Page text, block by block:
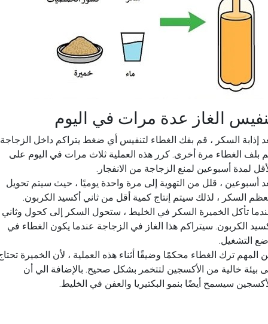
الغاز عدة مرات في اليوم
إذابة السكر ، قم بفك الغطاء لتنفيس أي ضغط يتراكم داخل
بلف الغطاء مرة أخرى. كرر هذه العملية ثلاث مرات في اليوم على
لمدة أسبوعين لمنع الزجاجة من الانفجار.
أسبوعين ، قلل من التهوية إلى مرة واحدة يوميًا ، حيث سيتم تحويل
السكر ، لذلك سيتم إنتاج كمية أقل من ثاني أكسيد الكربون.
تأكل الخميرة السكر في الخليط ، ستحول السكر إلى كحول وثاني
الكربون. سيتراكم هذا الغاز في الزجاجة عندما يكون الغطاء في
التشغيل.
المهم ترك الغطاء محكمًا وضيقًا أثناء هذه العملية ، لأن الخميرة
بيئة خالية من الأكسجين لتتخمر بشكل صحيح. بالإضافة الي أن
سيسمح أيضًا بنمو البكتيريا والعفن في الخليط.